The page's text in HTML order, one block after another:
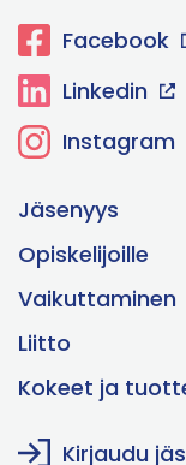
Facebook
Linkedin
Instagram
Jäsenyys
Opiskelijoille
Vaikuttaminen
Liitto
Kokeet ja
Kirjaudu